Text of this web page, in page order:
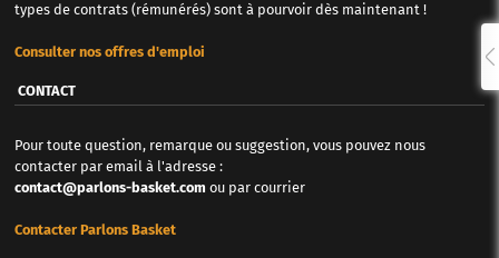
types de contrats (rémunérés) sont à pourvoir dès maintenant !
Consulter nos offres d'emploi
CONTACT
Pour toute question, remarque ou suggestion, vous pouvez nous
contacter par email à l'adresse :
contact@parlons-basket.com ou par courrier
Contacter Parlons Basket